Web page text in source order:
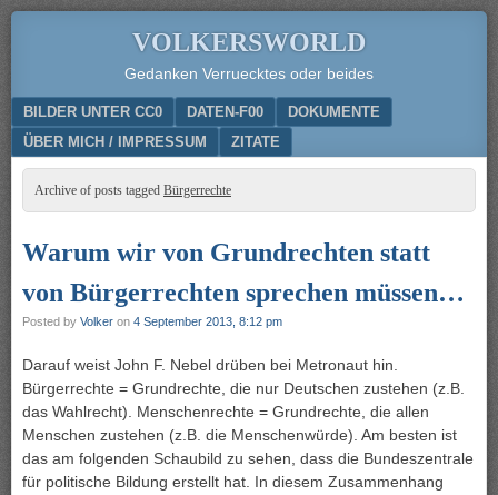
VOLKERSWORLD
Gedanken Verruecktes oder beides
Menu
SKIP TO CONTENT
BILDER UNTER CC0 DATEN-F00
DOKUMENTE
ÜBER MICH / IMPRESSUM
ZITATE
Archive of posts tagged Bürgerrechte
Warum wir von Grundrechten statt
von Bürgerrechten sprechen müssen…
Posted by Volker on 4 September 2013, 8:12 pm
Darauf weist John F. Nebel drüben bei Metronaut hin.
Bürgerrechte = Grundrechte, die nur Deutschen zustehen (z.B.
das Wahlrecht). Menschenrechte = Grundrechte, die allen
Menschen zustehen (z.B. die Menschenwürde). Am besten ist
das am folgenden Schaubild zu sehen, dass die Bundeszentrale
für politische Bildung erstellt hat. In diesem Zusammenhang